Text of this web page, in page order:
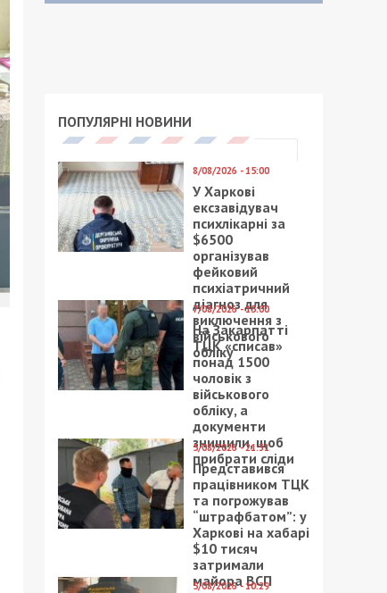
ПОПУЛЯРНІ НОВИНИ
8/08/2026 - 15:00
У Харкові
ексзавідувач
психлікарні за
$6500
організував
фейковий
психіатричний
діагноз для
виключення з
військового
обліку
7/08/2026 - 15:00
На Закарпатті
ТЦК «списав»
понад 1500
чоловік з
військового
обліку, а
документи
знищили, щоб
прибрати сліди
5/08/2026 - 21:31
Представився
працівником ТЦК
та погрожував
“штрафбатом”: у
Харкові на хабарі
$10 тисяч
затримали
майора ВСП
5/08/2026 - 10:29